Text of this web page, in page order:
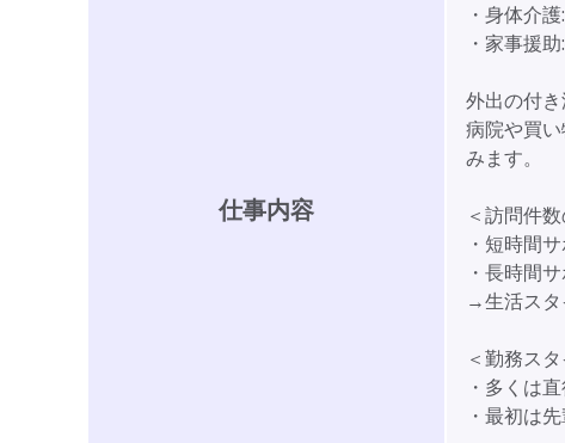
仕事内容
・身体介
・家事援
外出の付き
病院や買
みます。
＜訪問件
・短時間
・長時間
→生活スタ
＜勤務ス
・多くは
・最初は